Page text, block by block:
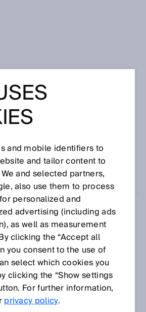
ZU F
E F G H I J K L M
P Q R S T U
Goods, sieheKonsumgüter
Feedback-LED
and mobile identifiers to
and tailor content to
and selected partners,
also use them to process
personalized and
advertising (including ads
as well as measurement
clicking the “Accept all
you consent to the use of
select which cookies you
clicking the “Show settings
For further information,
privacy policy.